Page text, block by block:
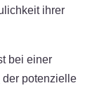
ihrer
bei einer
der potenzielle